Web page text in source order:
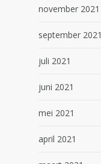
november 2021
september 2021
juli 2021
juni 2021
mei 2021
april 2021